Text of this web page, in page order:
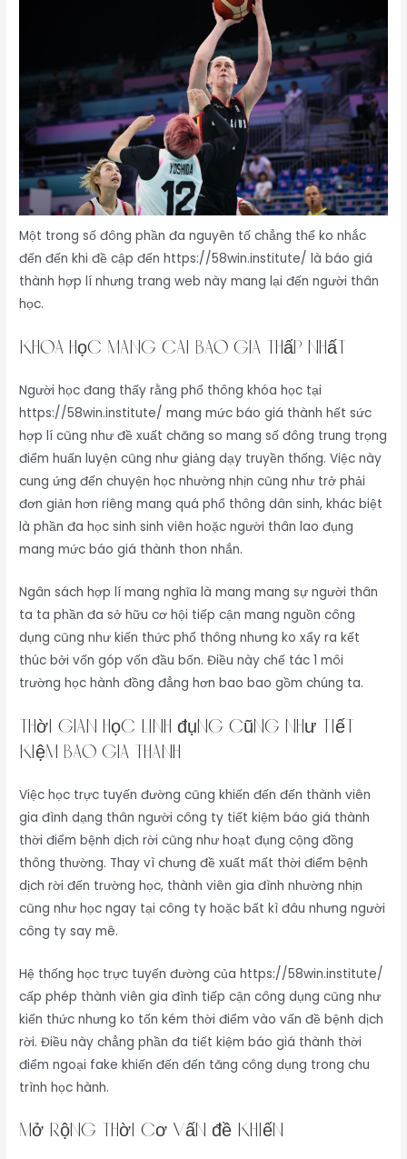
Một trong số đông phần đa nguyên tố chẳng thể ko nhắc
đến đến khi đề cập đến https://58win.institute/ là báo giá
thành hợp lí nhưng trang web này mang lại đến người thân
học.
Khóa học mang cái báo giá thấp nhất
Người học đang thấy rằng phổ thông khóa học tại
https://58win.institute/ mang mức báo giá thành hết sức
hợp lí cũng như đề xuất chăng so mang số đông trung trọng
điểm huấn luyện cũng như giảng dạy truyền thống. Việc này
cung ứng đến chuyện học nhường nhịn cũng như trở phải
đơn giản hơn riêng mang quá phổ thông dân sinh, khác biệt
là phần đa học sinh sinh viên hoặc người thân lao đụng
mang mức báo giá thành thon nhắn.
Ngân sách hợp lí mang nghĩa là mang mang sự người thân
ta ta phần đa sở hữu cơ hội tiếp cận mang nguồn công
dụng cũng như kiến thức phổ thông nhưng ko xẩy ra kết
thúc bởi vốn góp vốn đầu bốn. Điều này chế tác 1 môi
trường học hành đồng đẳng hơn bao bao gồm chúng ta.
Thời gian học linh đụng cũng như tiết
kiệm báo giá thành
Việc học trực tuyến đường cũng khiến đến đến thành viên
gia đình dạng thân người công ty tiết kiệm báo giá thành
thời điểm bệnh dịch rời cũng như hoạt đụng cộng đồng
thông thường. Thay vì chưng đề xuất mất thời điểm bệnh
dịch rời đến trường học, thành viên gia đình nhường nhịn
cũng như học ngay tại công ty hoặc bất kì đâu nhưng người
công ty say mê.
Hệ thống học trực tuyến đường của https://58win.institute/
cấp phép thành viên gia đình tiếp cận công dụng cũng như
kiến thức nhưng ko tốn kém thời điểm vào vấn đề bệnh dịch
rời. Điều này chẳng phần đa tiết kiệm báo giá thành thời
điểm ngoại fake khiến đến đến tăng công dụng trong chu
trình học hành.
Mở rộng thời cơ vấn đề khiến